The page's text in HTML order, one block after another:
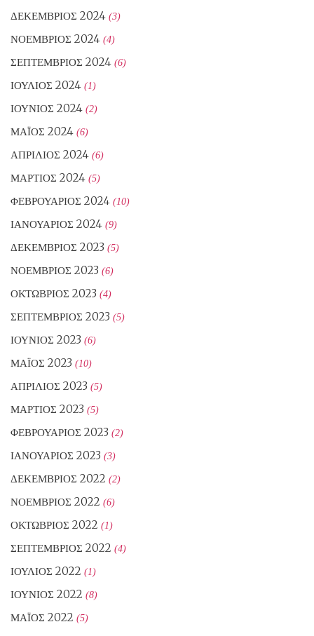
ΔΕΚΈΜΒΡΙΟΣ 2024 (3)
ΝΟΈΜΒΡΙΟΣ 2024 (4)
ΣΕΠΤΈΜΒΡΙΟΣ 2024 (6)
ΙΟΎΛΙΟΣ 2024 (1)
ΙΟΎΝΙΟΣ 2024 (2)
ΜΆΙΟΣ 2024 (6)
ΑΠΡΊΛΙΟΣ 2024 (6)
ΜΆΡΤΙΟΣ 2024 (5)
ΦΕΒΡΟΥΆΡΙΟΣ 2024 (10)
ΙΑΝΟΥΆΡΙΟΣ 2024 (9)
ΔΕΚΈΜΒΡΙΟΣ 2023 (5)
ΝΟΈΜΒΡΙΟΣ 2023 (6)
ΟΚΤΏΒΡΙΟΣ 2023 (4)
ΣΕΠΤΈΜΒΡΙΟΣ 2023 (5)
ΙΟΎΝΙΟΣ 2023 (6)
ΜΆΙΟΣ 2023 (10)
ΑΠΡΊΛΙΟΣ 2023 (5)
ΜΆΡΤΙΟΣ 2023 (5)
ΦΕΒΡΟΥΆΡΙΟΣ 2023 (2)
ΙΑΝΟΥΆΡΙΟΣ 2023 (3)
ΔΕΚΈΜΒΡΙΟΣ 2022 (2)
ΝΟΈΜΒΡΙΟΣ 2022 (6)
ΟΚΤΏΒΡΙΟΣ 2022 (1)
ΣΕΠΤΈΜΒΡΙΟΣ 2022 (4)
ΙΟΎΛΙΟΣ 2022 (1)
ΙΟΎΝΙΟΣ 2022 (8)
ΜΆΙΟΣ 2022 (5)